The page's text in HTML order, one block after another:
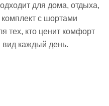
для дома, отдыха,
с шортами
тех, кто ценит комфорт
каждый день.